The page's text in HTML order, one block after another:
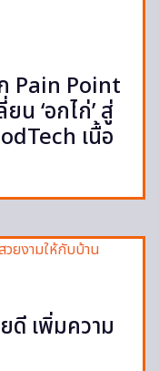
Pain Point
น ‘อกไก่’ สู่
เนื้อ
ดี เพิ่มความ